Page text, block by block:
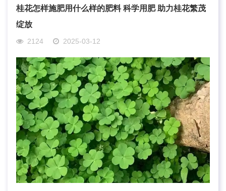
桂花怎样施肥用什么样的肥料 科学用肥 助力桂花繁茂
绽放
2124 2025-03-12